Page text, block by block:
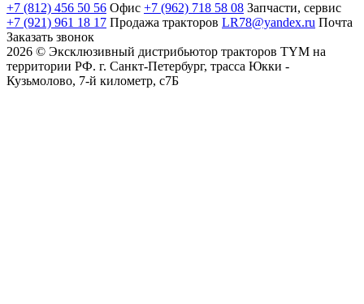
+7 (812) 456 50 56 Офис +7 (962) 718 58 08 Запчасти, сервис
+7 (921) 961 18 17 Продажа тракторов LR78@yandex.ru Почта
Заказать звонок
2026 © Эксклюзивный дистрибьютор тракторов TYM на
территории РФ. г. Санкт-Петербург, трасса Юкки -
Кузьмолово, 7-й километр, с7Б